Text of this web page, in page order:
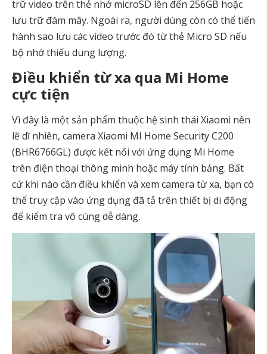
trữ video trên thẻ nhớ microSD lên đến 256GB hoặc
lưu trữ đám mây. Ngoài ra, người dùng còn có thể tiến
hành sao lưu các video trước đó từ thẻ Micro SD nếu
bộ nhớ thiếu dung lượng.
Điều khiển từ xa qua Mi Home
cực tiện
Vì đây là một sản phẩm thuộc hệ sinh thái Xiaomi nên
lẽ dĩ nhiên, camera Xiaomi MI Home Security C200
(BHR6766GL) được kết nối với ứng dụng Mi Home
trên điện thoại thông minh hoặc máy tính bảng. Bất
cứ khi nào cần điều khiển và xem camera từ xa, bạn có
thể truy cập vào ứng dụng đã tả trên thiết bị di động
để kiểm tra vô cùng dễ dàng.